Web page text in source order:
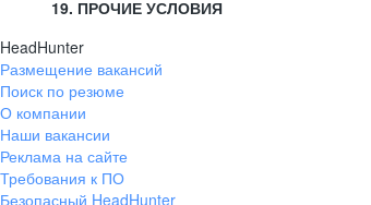
19. ПРОЧИЕ УСЛОВИЯ
HeadHunter
Размещение вакансий
Поиск по резюме
О компании
Наши вакансии
Реклама на сайте
Требования к ПО
Безопасный HeadHunter